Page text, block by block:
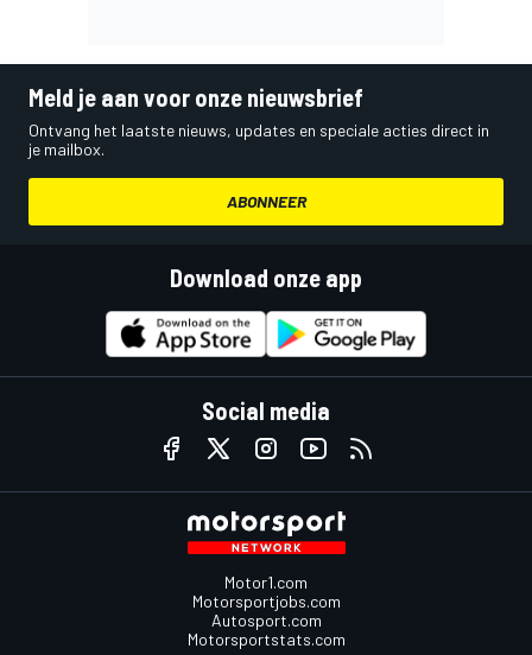
Meld je aan voor onze nieuwsbrief
Ontvang het laatste nieuws, updates en speciale acties direct in
je mailbox.
ABONNEER
Download onze app
Social media
Motor1.com
Motorsportjobs.com
Autosport.com
Motorsportstats.com